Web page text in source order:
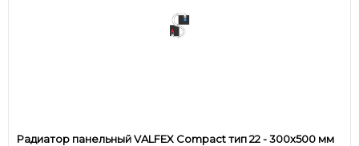
Радиатор панельный VALFEX Compact тип 22 - 300x500 мм